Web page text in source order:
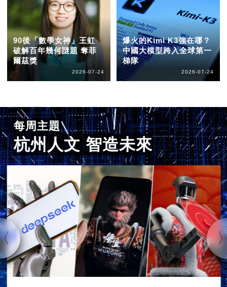
90後「數學女神」王虹
破解百年幾何謎題 奪菲
爾茲獎
2026-07-24
爆火的Kimi K3強在哪？
中國大模型跨入全球第一
梯隊
2026-07-24
每周主題
杭州人文 智造未來